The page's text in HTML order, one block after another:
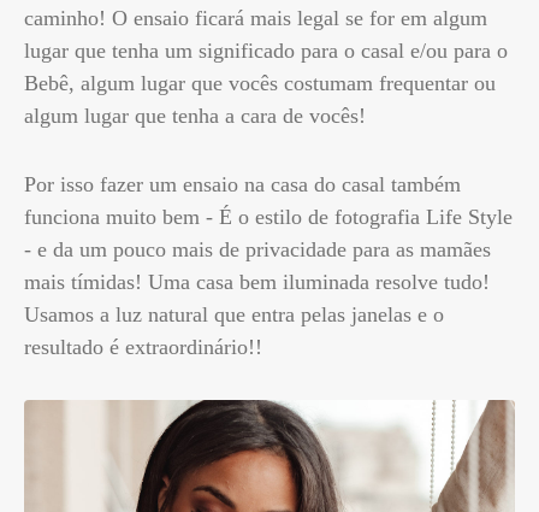
caminho! O ensaio ficará mais legal se for em algum
lugar que tenha um significado para o casal e/ou para o
Bebê, algum lugar que vocês costumam frequentar ou
algum lugar que tenha a cara de vocês!
Por isso fazer um ensaio na casa do casal também
funciona muito bem - É o estilo de fotografia Life Style
- e da um pouco mais de privacidade para as mamães
mais tímidas! Uma casa bem iluminada resolve tudo!
Usamos a luz natural que entra pelas janelas e o
resultado é extraordinário!!